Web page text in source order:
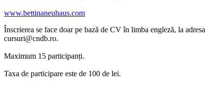
www.bettinaneuhaus.com
Înscrierea se face doar pe bază de CV în limba engleză, la adresa
cursuri@cndb.ro.
Maximum 15 participanți.
Taxa de participare este de 100 de lei.